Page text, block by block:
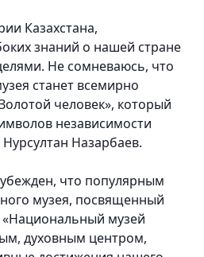
Казахстана,
знаний о нашей стране
Не сомневаюсь, что
станет всемирно
человек», который
независимости
Нурсултан Назарбаев.
что популярным
музея, посвященный
«Национальный музей
духовным центром,